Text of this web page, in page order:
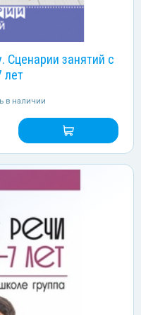
Сценарии занятий c
лет
в наличии